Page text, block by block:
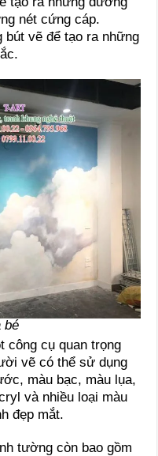
nét cứng cáp.
vẽ để tạo ra những
bé
công cụ quan trọng
vẽ có thể sử dụng
màu bạc, màu lụa,
và nhiều loại màu
đẹp mắt.
tường còn bao gồm